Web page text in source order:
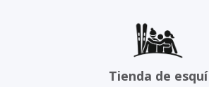
Tienda de esquí